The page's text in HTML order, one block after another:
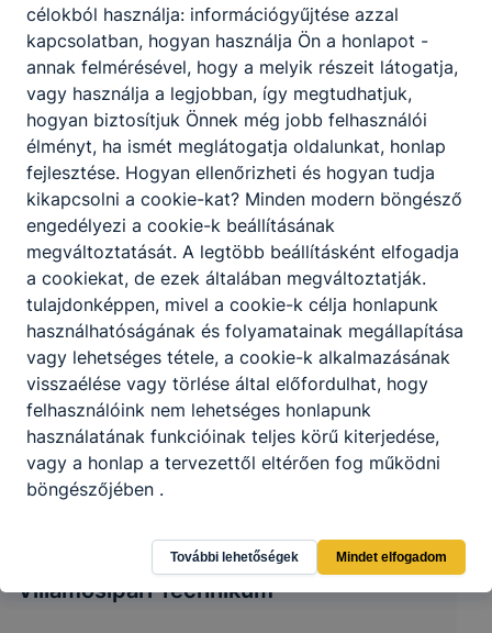
Soproni Szakképzési Centrum Vas- és
Villamosipari Technikum
célokból használja: információgyűjtése azzal
kapcsolatban, hogyan használja Ön a honlapot -
annak felmérésével, hogy a melyik részeit látogatja,
vagy használja a legjobban, így megtudhatjuk,
hogyan biztosítjuk Önnek még jobb felhasználói
élményt, ha ismét meglátogatja oldalunkat, honlap
fejlesztése. Hogyan ellenőrizheti és hogyan tudja
kikapcsolni a cookie-kat? Minden modern böngésző
engedélyezi a cookie-k beállításának
megváltoztatását. A legtöbb beállításként elfogadja
a cookiekat, de ezek általában megváltoztatják.
tulajdonképpen, mivel a cookie-k célja honlapunk
használhatóságának és folyamatainak megállapítása
vagy lehetséges tétele, a cookie-k alkalmazásának
visszaélése vagy törlése által előfordulhat, hogy
felhasználóink ​​nem lehetséges honlapunk
használatának funkcióinak teljes körű kiterjedése,
vagy a honlap a tervezettől eltérően fog működni
böngészőjében .
További lehetőségek Mindet elfogadom